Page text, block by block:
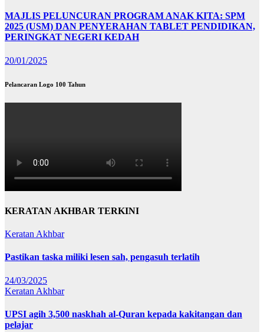
MAJLIS PELUNCURAN PROGRAM ANAK KITA: SPM
2025 (USM) DAN PENYERAHAN TABLET PENDIDIKAN,
PERINGKAT NEGERI KEDAH
20/01/2025
Pelancaran Logo 100 Tahun
KERATAN AKHBAR TERKINI
Keratan Akhbar
Pastikan taska miliki lesen sah, pengasuh terlatih
24/03/2025
Keratan Akhbar
UPSI agih 3,500 naskhah al-Quran kepada kakitangan dan
pelajar